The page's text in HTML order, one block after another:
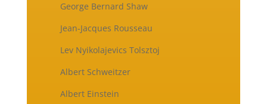
George Bernard Shaw
Jean-Jacques Rousseau
Lev Nyikolajevics Tolsztoj
Albert Schweitzer
Albert Einstein